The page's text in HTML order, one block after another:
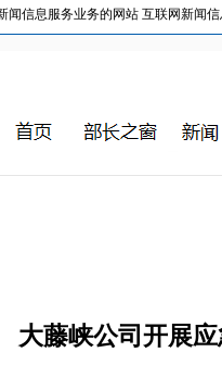
信息服务业务的网站 互联网新闻信
大藤峡公司开展